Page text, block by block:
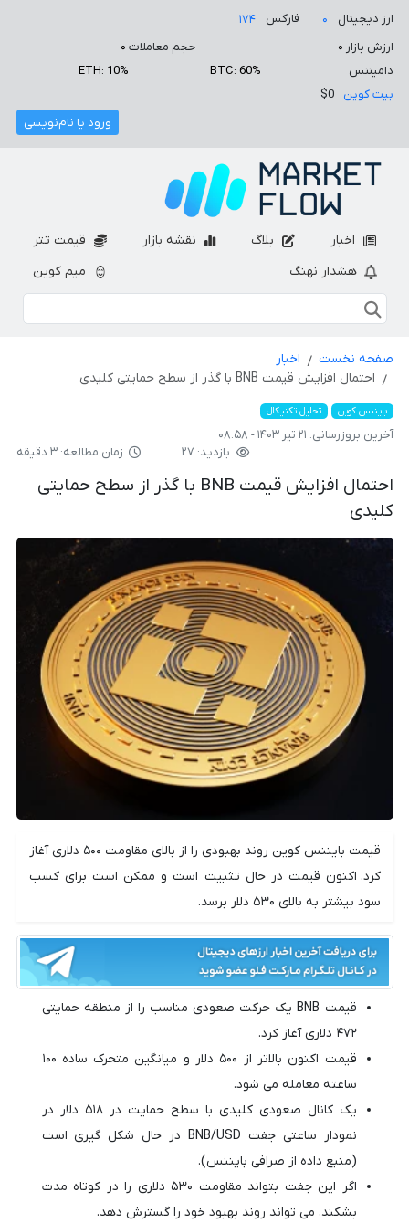
ارز دیجیتال ۰ فارکس
۱۷۴
ارزش بازار ۰ حجم معاملات ۰
دامیننس
BTC: 60%
ETH: 10%
بیت کوین
$0
ورود یا نام‌نویسی
اخبار بلاگ نقشه بازار
قیمت تتر
هشدار نهنگ
میم کوین
صفحه نخست
اخبار
احتمال افزایش قیمت BNB با گذر از سطح حمایتی کلیدی
بایننس کوین تحلیل تکنیکال
آخرین بروزرسانی: ۲۱ تیر ۱۴۰۳ - ۰۸:۵۸
بازدید: ۲۷
زمان مطالعه: ۳ دقیقه
احتمال افزایش قیمت BNB با گذر از سطح حمایتی
کلیدی
قیمت بایننس کوین روند بهبودی را از بالای مقاومت ۵۰۰ دلاری آغاز
کرد. اکنون قیمت در حال تثبیت است و ممکن است برای کسب
سود بیشتر به بالای ۵۳۰ دلار برسد.
قیمت BNB یک حرکت صعودی مناسب را از منطقه حمایتی
۴۷۲ دلاری آغاز کرد.
قیمت اکنون بالاتر از ۵۰۰ دلار و میانگین متحرک ساده ۱۰۰
ساعته معامله می شود.
یک کانال صعودی کلیدی با سطح حمایت در ۵۱۸ دلار در
نمودار ساعتی جفت BNB/USD در حال شکل گیری است
(منبع داده از صرافی بایننس).
اگر این جفت بتواند مقاومت ۵۳۰ دلاری را در کوتاه مدت
بشکند، می تواند روند بهبود خود را گسترش دهد.